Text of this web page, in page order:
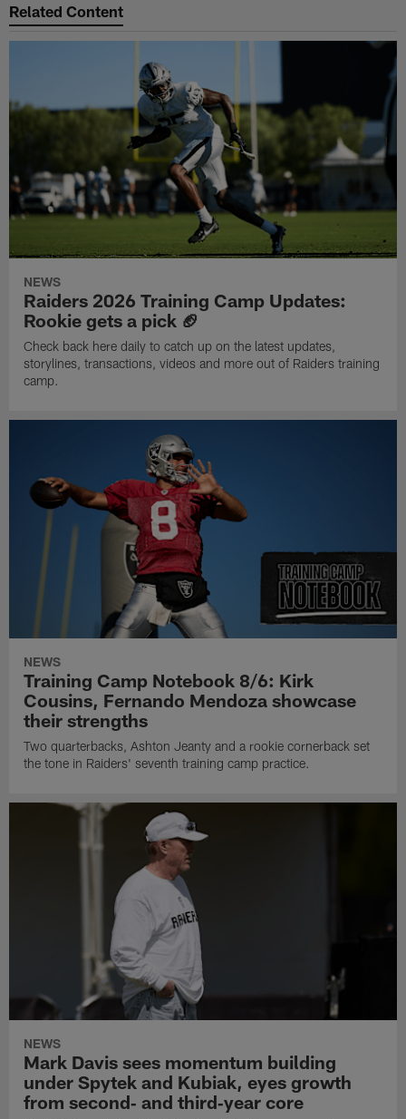
Related Content
NEWS
Raiders 2026 Training Camp Updates:
Rookie gets a pick 🏈
Check back here daily to catch up on the latest updates,
storylines, transactions, videos and more out of Raiders training
camp.
NEWS
Training Camp Notebook 8/6: Kirk
Cousins, Fernando Mendoza showcase
their strengths
Two quarterbacks, Ashton Jeanty and a rookie cornerback set
the tone in Raiders' seventh training camp practice.
NEWS
Mark Davis sees momentum building
under Spytek and Kubiak, eyes growth
from second‑ and third‑year core